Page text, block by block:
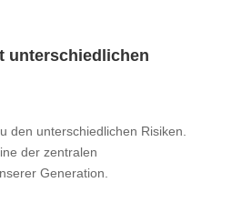
unterschiedlichen
den unterschiedlichen Risiken.
der zentralen
Generation.